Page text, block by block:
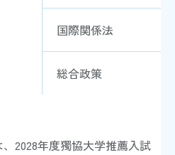
国際関係法
総合政策
2028年度獨協大学推薦入試